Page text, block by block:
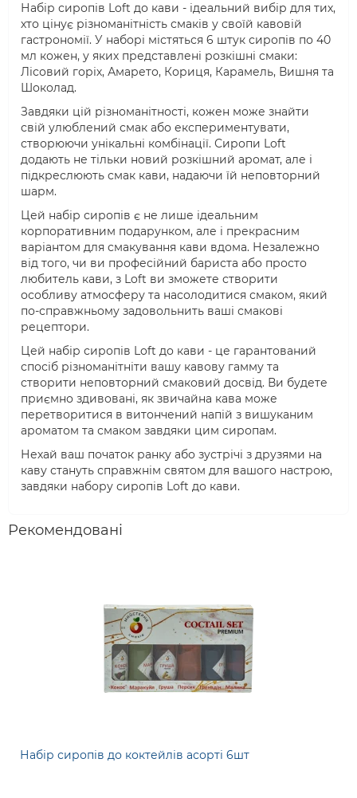
Набір сиропів Loft до кави - ідеальний вибір для тих,
хто цінує різноманітність смаків у своїй кавовій
гастрономії. У наборі містяться 6 штук сиропів по 40
мл кожен, у яких представлені розкішні смаки:
Лісовий горіх, Амарето, Кориця, Карамель, Вишня та
Шоколад.
Завдяки цій різноманітності, кожен може знайти
свій улюблений смак або експериментувати,
створюючи унікальні комбінації. Сиропи Loft
додають не тільки новий розкішний аромат, але і
підкреслюють смак кави, надаючи їй неповторний
шарм.
Цей набір сиропів є не лише ідеальним
корпоративним подарунком, але і прекрасним
варіантом для смакування кави вдома. Незалежно
від того, чи ви професійний бариста або просто
любитель кави, з Loft ви зможете створити
особливу атмосферу та насолодитися смаком, який
по-справжньому задовольнить ваші смакові
рецептори.
Цей набір сиропів Loft до кави - це гарантований
спосіб різноманітніти вашу кавову гамму та
створити неповторний смаковий досвід. Ви будете
приємно здивовані, як звичайна кава може
перетворитися в витончений напій з вишуканим
ароматом та смаком завдяки цим сиропам.
Нехай ваш початок ранку або зустрічі з друзями на
каву стануть справжнім святом для вашого настрою,
завдяки набору сиропів Loft до кави.
Рекомендовані
Набір сиропів до коктейлів асорті 6шт